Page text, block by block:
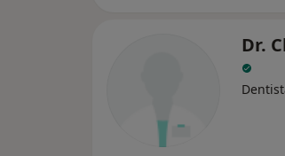
Dr.